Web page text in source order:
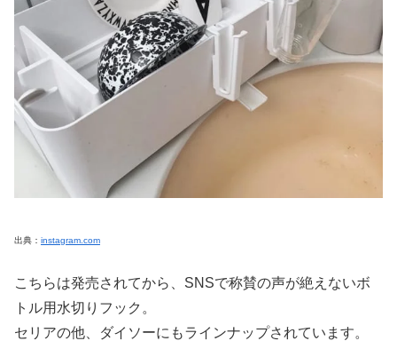
出典： instagram.com
こちらは発売されてから、SNSで称賛の声が絶えないボ
トル用水切りフック。
セリアの他、ダイソーにもラインナップされています。